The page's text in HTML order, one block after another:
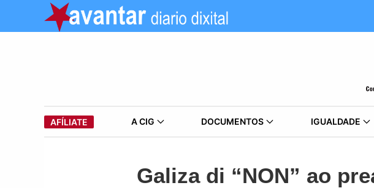
AFÍLIATE A CIG DOCUMENTOS IGUALDADE
Galiza di “NON” ao